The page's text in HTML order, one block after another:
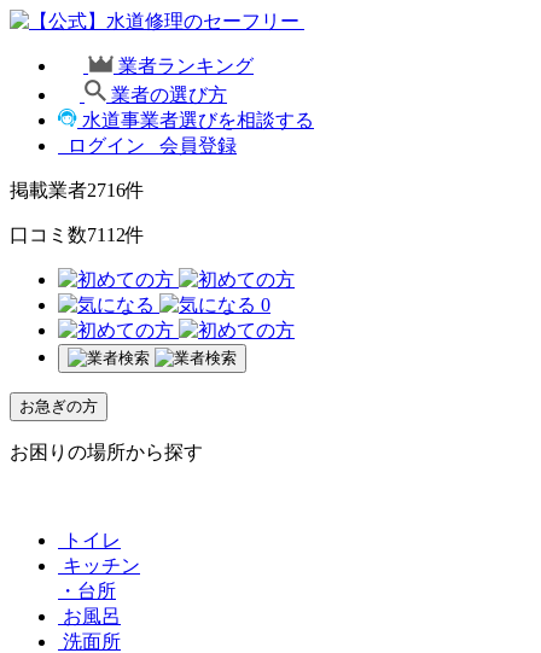
業者ランキング
業者の選び方
水道事業者選びを相談する
ログイン
会員登録
掲載業者2716件
口コミ数7112件
0
お急ぎの方
お困りの場所から探す
トイレ
キッチン
・台所
お風呂
洗面所